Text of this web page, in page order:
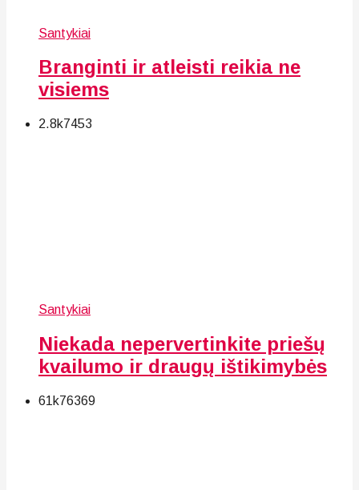
Santykiai
Branginti ir atleisti reikia ne
visiems
2.8k7453
Santykiai
Niekada nepervertinkite priešų
kvailumo ir draugų ištikimybės
61k76369